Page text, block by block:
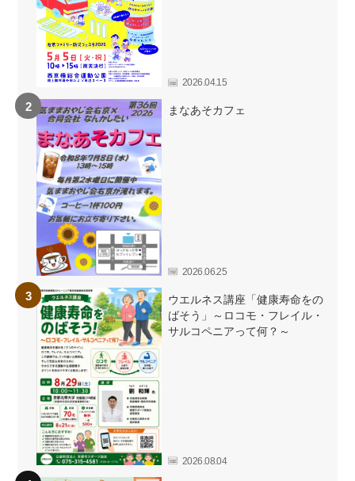
2026.04.15
まなあそカフェ
2026.06.25
ウエルネス講座「健康寿命をの
ばそう」～ロコモ・フレイル・
サルコペニアって何？～
2026.08.04